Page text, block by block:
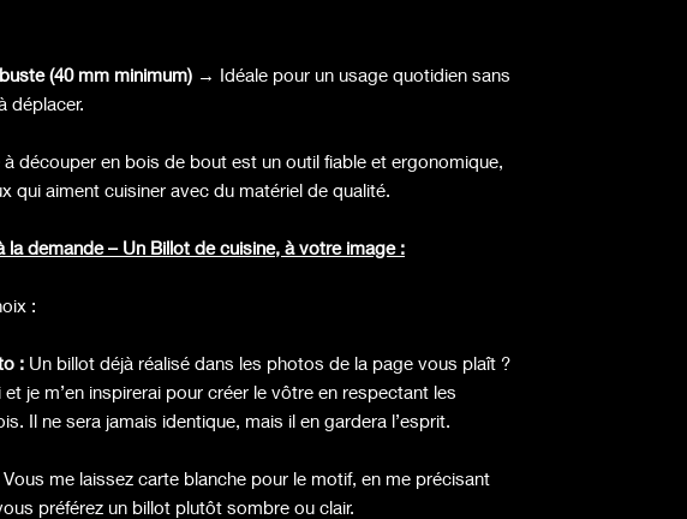
(40 mm minimum) → Idéale pour un usage quotidien sans
déplacer.
à découper en bois de bout est un outil fiable et ergonomique,
qui aiment cuisiner avec du matériel de qualité.
la demande – Un Billot de cuisine, à votre image :
:
: Un billot déjà réalisé dans les photos de la page vous plaît ?
je m’en inspirerai pour créer le vôtre en respectant les
Il ne sera jamais identique, mais il en gardera l’esprit.
Vous me laissez carte blanche pour le motif, en me précisant
préférez un billot plutôt sombre ou clair.